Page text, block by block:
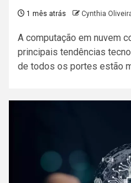
1 mês atrás Cynthia
A computação em nuvem
principais tendências
de todos os portes estão